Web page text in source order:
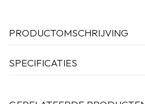
PRODUCTOMSCHRIJVING
SPECIFICATIES